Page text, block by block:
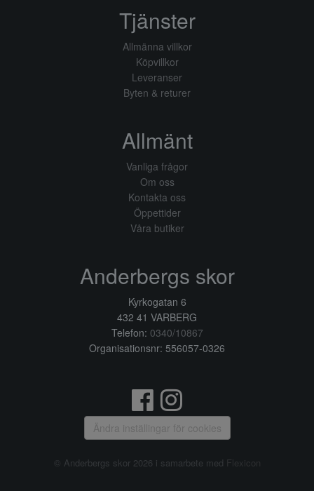
Tjänster
Allmänna villkor
Köpvillkor
Leveranser
Byten & returer
Allmänt
Vanliga frågor
Om oss
Kontakta oss
Öppettider
Våra butiker
Anderbergs skor
Kyrkogatan 6
432 41 VARBERG
Telefon: 0340/10867
Organisationsnr: 556057-0326
Ändra inställingar för cookies
© Anderbergs skor 2026 i samarbete med Flexicon